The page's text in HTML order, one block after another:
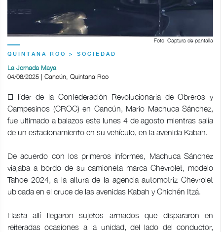
Foto: Captura de pantalla
QUINTANA ROO > SOCIEDAD
La Jornada Maya
04/08/2025 | Cancún, Quintana Roo
El líder de la Confederación Revolucionaria de Obreros y
Campesinos (CROC) en Cancún, Mario Machuca Sánchez,
fue ultimado a balazos este lunes 4 de agosto mientras salía
de un estacionamiento en su vehículo, en la avenida Kabah.
De acuerdo con los primeros informes, Machuca Sánchez
viajaba a bordo de su camioneta marca Chevrolet, modelo
Tahoe 2024, a la altura de la agencia automotriz Chevrolet
ubicada en el cruce de las avenidas Kabah y Chichén Itzá.
Hasta allí llegaron sujetos armados que dispararon en
reiteradas ocasiones a la unidad, del lado del conductor,